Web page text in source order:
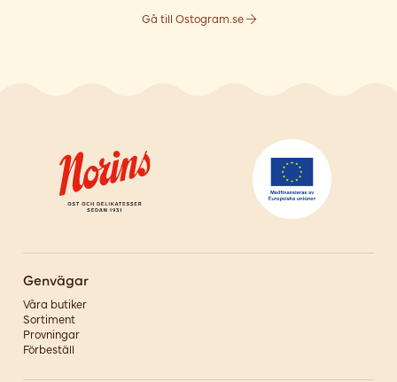
Gå till Ostogram.se
Genvägar
Våra butiker
Sortiment
Provningar
Förbeställ